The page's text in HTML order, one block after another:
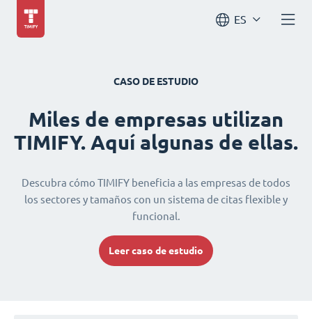
ES
CASO DE ESTUDIO
Miles de empresas utilizan
TIMIFY. Aquí algunas de ellas.
Descubra cómo TIMIFY beneficia a las empresas de todos
los sectores y tamaños con un sistema de citas flexible y
funcional.
Leer caso de estudio